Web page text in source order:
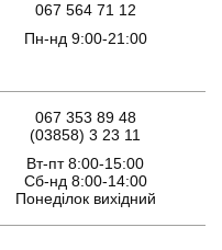
067 564 71 12
Пн-нд 9:00-21:00
067 353 89 48
(03858) 3 23 11
Вт-пт 8:00-15:00
Сб-нд 8:00-14:00
Понеділок вихідний